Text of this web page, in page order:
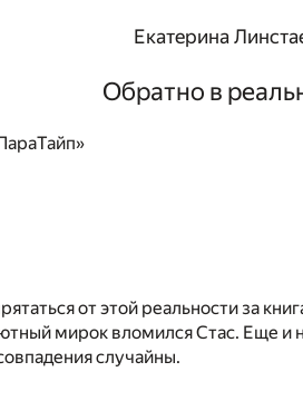
Екатерина
Обратно в
от этой реальности за
мирок вломился Стас. Еще и
случайны.